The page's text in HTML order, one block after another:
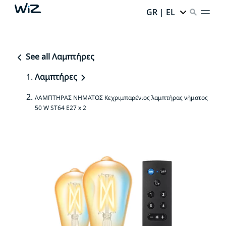
GR | EL
See all Λαμπτήρες
Λαμπτήρες
ΛΑΜΠΤΗΡΑΣ ΝΗΜΑΤΟΣ Κεχριμπαρένιος λαμπτήρας νήματος
50 W ST64 E27 x 2